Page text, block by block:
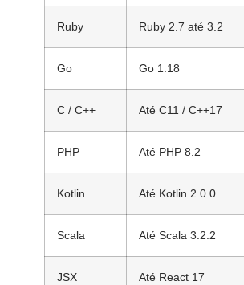
Ruby Ruby 2.7 até 3.2
Go Go 1.18
C / C++ Até C11 / C++17
PHP Até PHP 8.2
Kotlin Até Kotlin 2.0.0
Scala Até Scala 3.2.2
JSX Até React 17